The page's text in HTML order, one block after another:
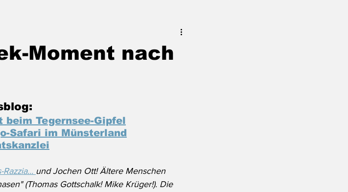
Moment nach
Tegernsee-Gipfel
Safari im Münsterland
und Jochen Ott! Ältere Menschen
(Thomas Gottschalk! Mike Krüger!). Die